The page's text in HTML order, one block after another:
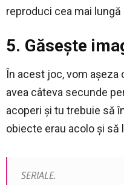
reproduci cea mai
5. Găsește
În acest joc, vom așeza
avea câteva secunde
acoperi și tu trebuie să
obiecte erau acolo și să
SERIALE.